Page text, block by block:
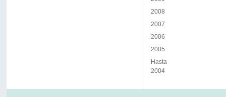
2008
2007
2006
2005
Hasta
2004